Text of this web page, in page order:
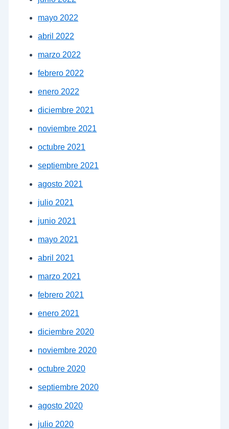
mayo 2022
abril 2022
marzo 2022
febrero 2022
enero 2022
diciembre 2021
noviembre 2021
octubre 2021
septiembre 2021
agosto 2021
julio 2021
junio 2021
mayo 2021
abril 2021
marzo 2021
febrero 2021
enero 2021
diciembre 2020
noviembre 2020
octubre 2020
septiembre 2020
agosto 2020
julio 2020